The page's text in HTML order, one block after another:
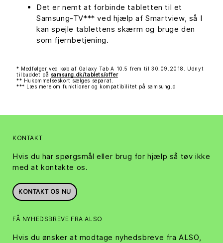
Det er nemt at forbinde tabletten til et
Samsung-TV*** ved hjælp af Smartview, så I
kan spejle tablettens skærm og bruge den
som fjernbetjening.
* Medfølger ved køb af Galaxy Tab A 10.5 frem til 30.09.2018. Udnyt
tilbuddet på samsung.dk/tablets/offer
** Hukommelseskort sælges separat.
*** Læs mere om funktioner og kompatibilitet på samsung.d
KONTAKT
Hvis du har spørgsmål eller brug for hjælp så tøv ikke
med at kontakte os.
KONTAKT OS NU
FÅ NYHEDSBREVE FRA ALSO
Hvis du ønsker at modtage nyhedsbreve fra ALSO,